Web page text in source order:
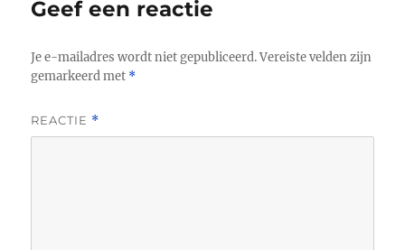
Geef een reactie
Je e-mailadres wordt niet gepubliceerd. Vereiste velden zijn
gemarkeerd met *
REACTIE *